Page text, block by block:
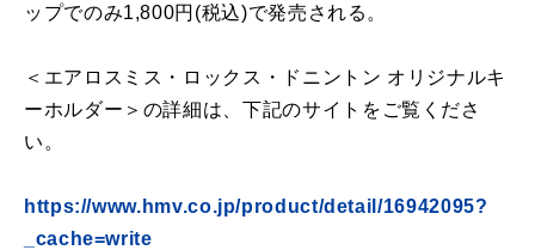
ップでのみ1,800円(税込)で発売される。
＜エアロスミス・ロックス・ドニントン オリジナルキ
ーホルダー＞の詳細は、下記のサイトをご覧くださ
い。
https://www.hmv.co.jp/product/detail/16942095?
_cache=write